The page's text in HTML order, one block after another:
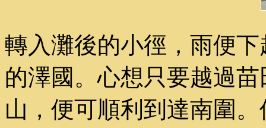
轉入灘後的小徑，雨便
的澤國。心想只要越過
山，便可順利到達南圍